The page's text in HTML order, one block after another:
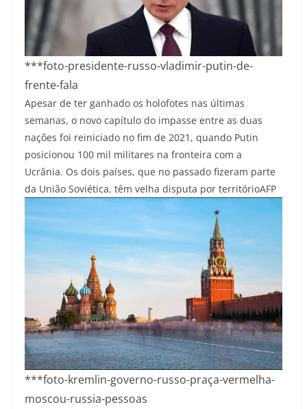
***foto-presidente-russo-vladimir-putin-de-
frente-fala
Apesar de ter ganhado os holofotes nas últimas
semanas, o novo capítulo do impasse entre as duas
nações foi reiniciado no fim de 2021, quando Putin
posicionou 100 mil militares na fronteira com a
Ucrânia. Os dois países, que no passado fizeram parte
da União Soviética, têm velha disputa por territórioAFP
***foto-kremlin-governo-russo-praça-vermelha-
moscou-russia-pessoas